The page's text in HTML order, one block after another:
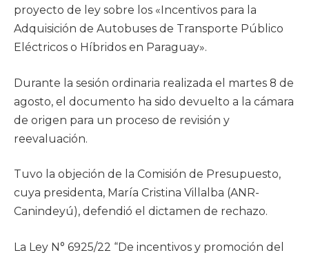
proyecto de ley sobre los «Incentivos para la
Adquisición de Autobuses de Transporte Público
Eléctricos o Híbridos en Paraguay».
Durante la sesión ordinaria realizada el martes 8 de
agosto, el documento ha sido devuelto a la cámara
de origen para un proceso de revisión y
reevaluación.
Tuvo la objeción de la Comisión de Presupuesto,
cuya presidenta, María Cristina Villalba (ANR-
Canindeyú), defendió el dictamen de rechazo.
La Ley N° 6925/22 “De incentivos y promoción del